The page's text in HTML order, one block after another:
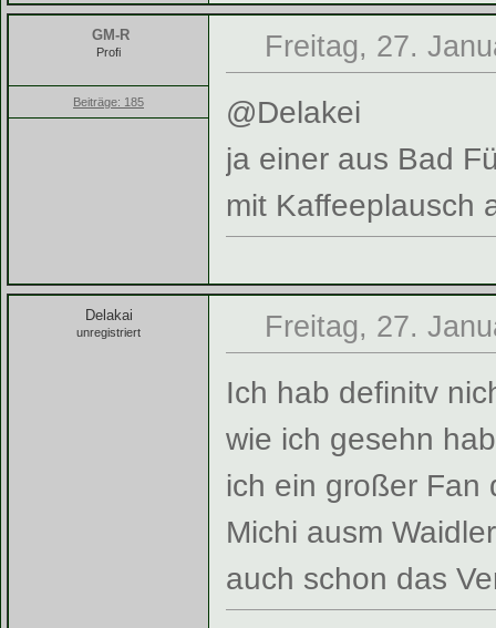
GM-R
Profi
Beiträge: 185
Freitag, 27.
@Delakei
ja einer aus Bad
mit Kaffeeplausch
Delakai
unregistriert Freitag, 27.
Ich hab definitv
wie ich gesehn
ich ein großer Fan
Michi ausm
auch schon das